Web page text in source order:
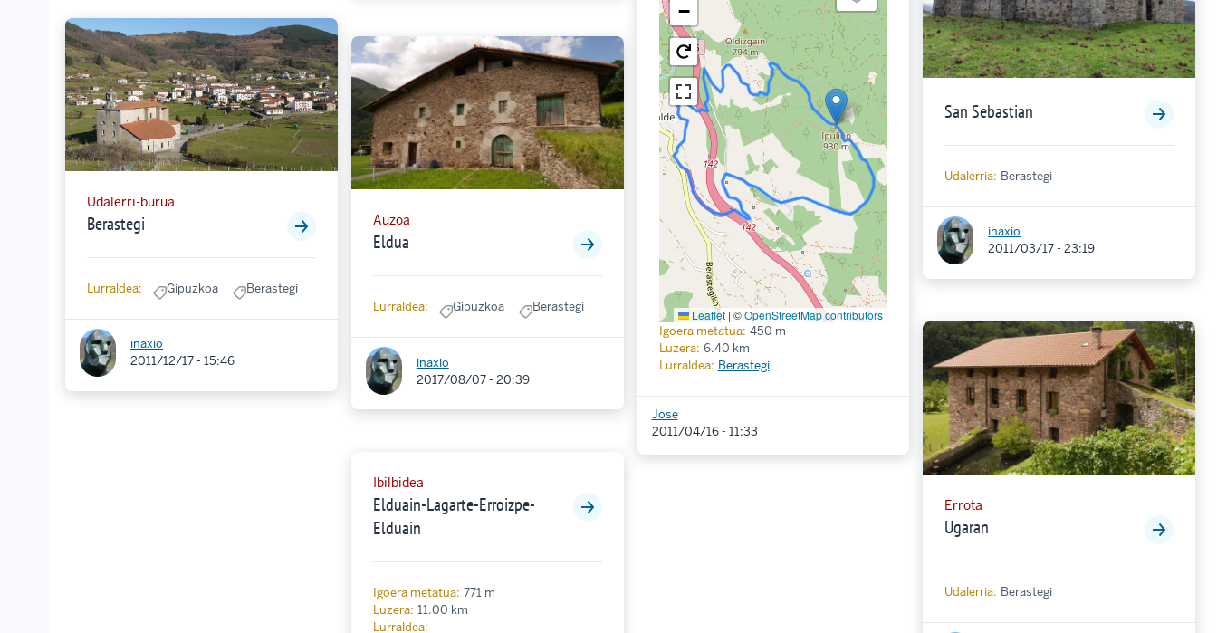
Udalerri-burua
Berastegi
Lurraldea: Gipuzkoa Berastegi
inaxio
2011/12/17 - 15:46
Auzoa
Eldua
Lurraldea: Gipuzkoa Berastegi
inaxio
2017/08/07 - 20:39
Ibilbidea
Elduain-Lagarte-Erroizpe-
Elduain
Igoera metatua: 771 m
Luzera: 11.00 km
Lurraldea:
−
Leaflet | ©OpenStreetMap contributors
Igoera metatua: 450 m
Luzera: 6.40 km
Lurraldea: Berastegi
Jose
2011/04/16 - 11:33
San Sebastian
Udalerria: Berastegi
inaxio
2011/03/17 - 23:19
Errota
Ugaran
Udalerria: Berastegi